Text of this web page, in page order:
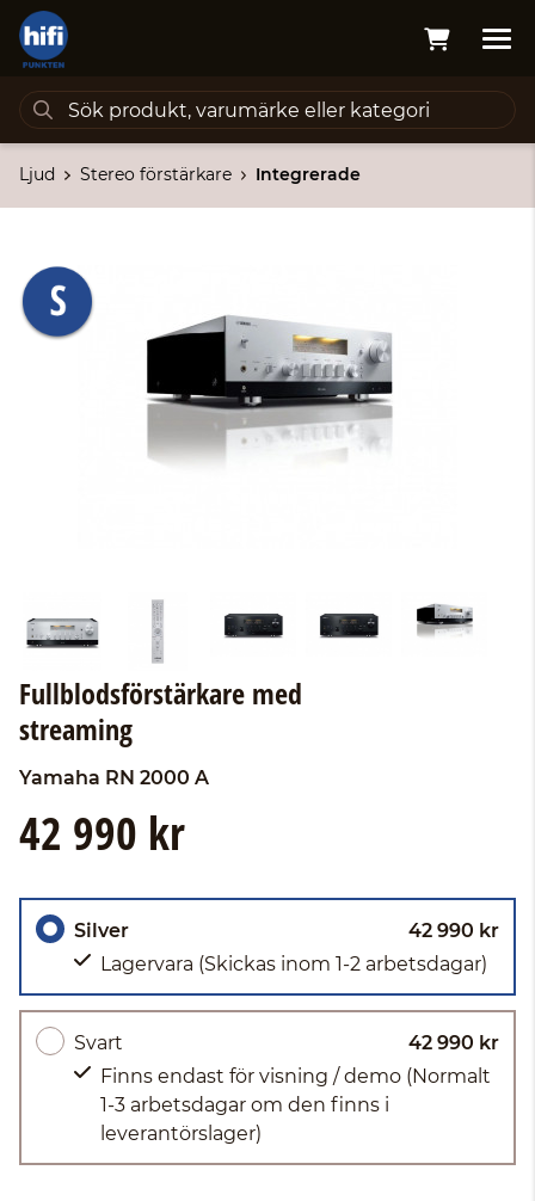
Ljud Stereo förstärkare Integrerade
Fullblodsförstärkare med
streaming
Yamaha RN 2000 A
42 990 kr
Silver
42 990 kr
Lagervara (Skickas inom 1-2 arbetsdagar)
Svart
42 990 kr
Finns endast för visning / demo (Normalt
1-3 arbetsdagar om den finns i
leverantörslager)